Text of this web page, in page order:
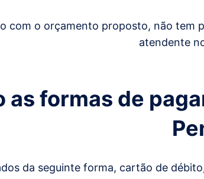
com o orçamento proposto, não
atendente
as formas de
da seguinte forma, cartão de